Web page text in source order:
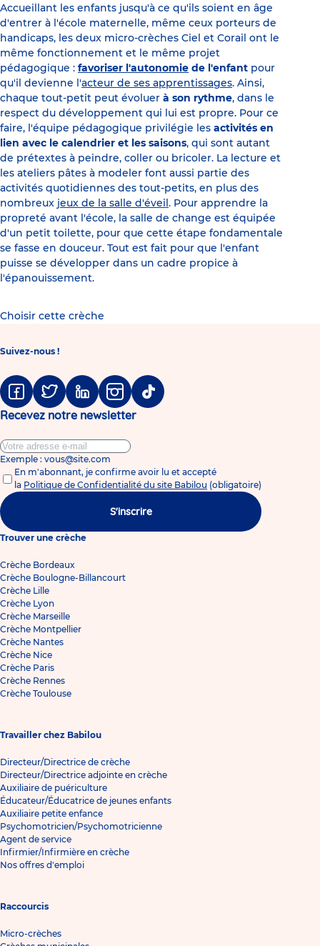
Accueillant les enfants jusqu'à ce qu'ils soient en âge
d'entrer à l'école maternelle, même ceux porteurs de
handicaps, les deux micro-crèches Ciel et Corail ont le
même fonctionnement et le même projet
pédagogique : favoriser l'autonomie de l'enfant pour
qu'il devienne l'acteur de ses apprentissages. Ainsi,
chaque tout-petit peut évoluer à son rythme, dans le
respect du développement qui lui est propre. Pour ce
faire, l'équipe pédagogique privilégie les activités en
lien avec le calendrier et les saisons, qui sont autant
de prétextes à peindre, coller ou bricoler. La lecture et
les ateliers pâtes à modeler font aussi partie des
activités quotidiennes des tout-petits, en plus des
nombreux jeux de la salle d'éveil . Pour apprendre la
propreté avant l'école, la salle de change est équipée
d'un petit toilette, pour que cette étape fondamentale
se fasse en douceur. Tout est fait pour que l'enfant
puisse se développer dans un cadre propice à
l'épanouissement.
Choisir cette crèche
Suivez-nous !
FacebookTwitter LinkedinInstagramTiktok
Recevez notre newsletter
Exemple : vous@site.com
En m'abonnant, je confirme avoir lu et accepté
la Politique de Confidentialité du site Babilou (obligatoire)
S'inscrire
Trouver une crèche
Crèche Bordeaux
Crèche Boulogne-Billancourt
Crèche Lille
Crèche Lyon
Crèche Marseille
Crèche Montpellier
Crèche Nantes
Crèche Nice
Crèche Paris
Crèche Rennes
Crèche Toulouse
Travailler chez Babilou
Directeur/Directrice de crèche
Directeur/Directrice adjointe en crèche
Auxiliaire de puériculture
Éducateur/Éducatrice de jeunes enfants
Auxiliaire petite enfance
Psychomotricien/Psychomotricienne
Agent de service
Infirmier/Infirmière en crèche
Nos offres d'emploi
Raccourcis
Micro-crèches